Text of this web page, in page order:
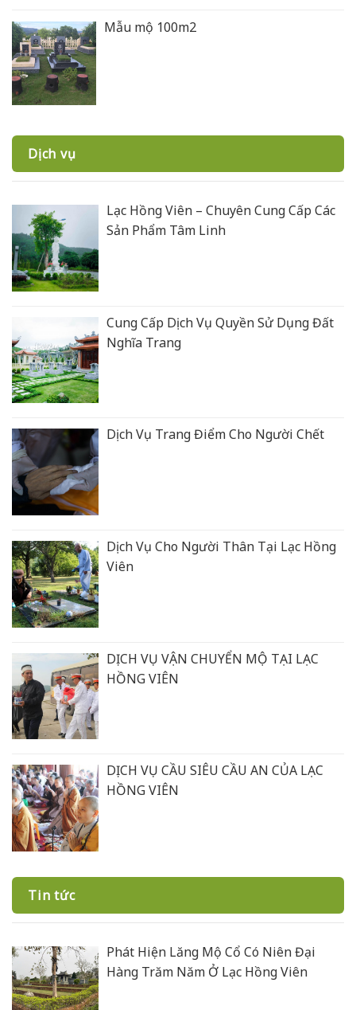
Mẫu mộ 100m2
Dịch vụ
Lạc Hồng Viên – Chuyên Cung Cấp Các
Sản Phẩm Tâm Linh
Cung Cấp Dịch Vụ Quyền Sử Dụng Đất
Nghĩa Trang
Dịch Vụ Trang Điểm Cho Người Chết
Dịch Vụ Cho Người Thân Tại Lạc Hồng
Viên
DỊCH VỤ VẬN CHUYỂN MỘ TẠI LẠC
HỒNG VIÊN
DỊCH VỤ CẦU SIÊU CẦU AN CỦA LẠC
HỒNG VIÊN
Tin tức
Phát Hiện Lăng Mộ Cổ Có Niên Đại
Hàng Trăm Năm Ở Lạc Hồng Viên